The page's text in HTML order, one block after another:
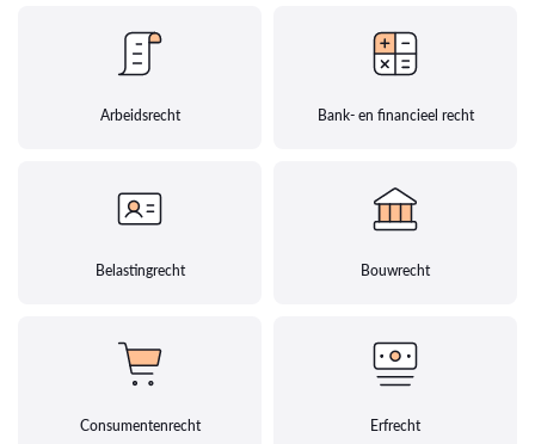
Arbeidsrecht Bank- en financieel recht
Belastingrecht Bouwrecht
Consumentenrecht Erfrecht